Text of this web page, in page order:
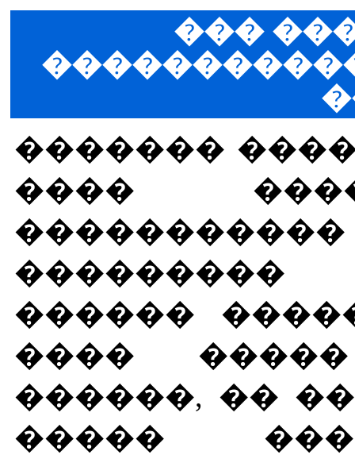
���
�������
����
���������
������
����
������, ��
�����